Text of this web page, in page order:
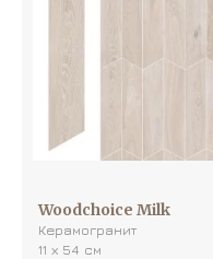
Woodchoice Milk
Керамогранит
11 х 54 см